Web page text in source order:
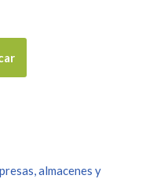
almacenes y